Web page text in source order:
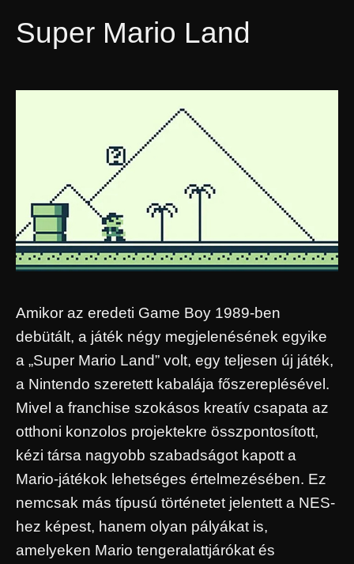
Super Mario Land
Amikor az eredeti Game Boy 1989-ben
debütált, a játék négy megjelenésének egyike
a „Super Mario Land” volt, egy teljesen új játék,
a Nintendo szeretett kabalája főszereplésével.
Mivel a franchise szokásos kreatív csapata az
otthoni konzolos projektekre összpontosított,
kézi társa nagyobb szabadságot kapott a
Mario-játékok lehetséges értelmezésében. Ez
nemcsak más típusú történetet jelentett a NES-
hez képest, hanem olyan pályákat is,
amelyeken Mario tengeralattjárókat és